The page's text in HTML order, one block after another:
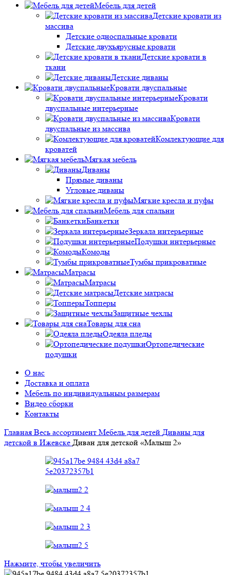
Мебель для детей
Детские кровати из
массива
Детские односпальные кровати
Детские двухъярусные кровати
Детские кровати в
ткани
Детские диваны
Кровати двуспальные
Кровати
двуспальные интерьерные
Кровати
двуспальные из массива
Комлектующие для
кроватей
Мягкая мебель
Диваны
Прямые диваны
Угловые диваны
Мягкие кресла и пуфы
Мебель для спальни
Банкетки
Зеркала интерьерные
Подушки интерьерные
Комоды
Тумбы прикроватные
Матрасы
Матрасы
Детские матрасы
Топперы
Защитные чехлы
Товары для сна
Одеяла пледы
Ортопедические
подушки
О нас
Доставка и оплата
Мебель по индивидуальным размерам
Видео сборки
Контакты
Главная Весь ассортимент Мебель для детей Диваны для
детской в Ижевске Диван для детской «Малыш 2»
Нажмите, чтобы увеличить